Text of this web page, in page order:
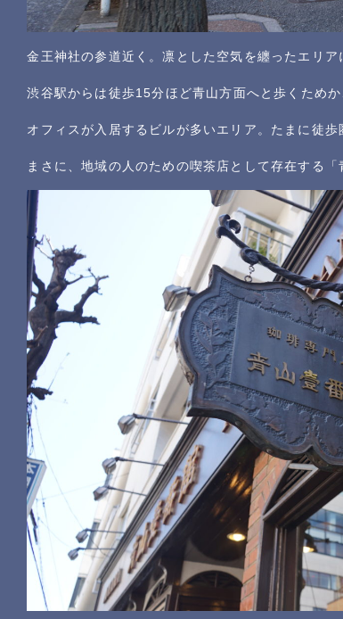
金王神社の参道近く。凛とした空気を纏ったエリア
渋谷駅からは徒歩15分ほど青山方面へと歩くため
オフィスが入居するビルが多いエリア。たまに徒歩
まさに、地域の人のための喫茶店として存在する「